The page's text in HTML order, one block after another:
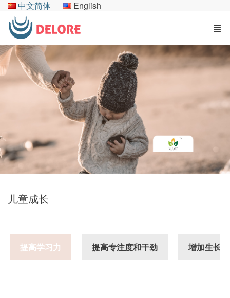
中文简体 English
儿童成长
提高学习力 提高专注度和干劲 增加生长